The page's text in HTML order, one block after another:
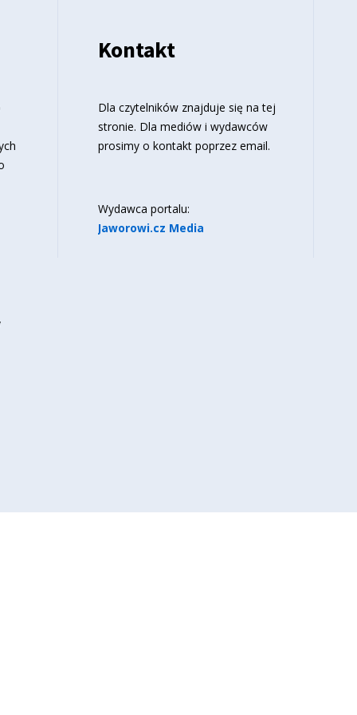
Kontakt
Dla czytelników znajduje się na tej
stronie. Dla mediów i wydawców
prosimy o kontakt poprzez email.
Wydawca portalu:
Jaworowi.cz Media